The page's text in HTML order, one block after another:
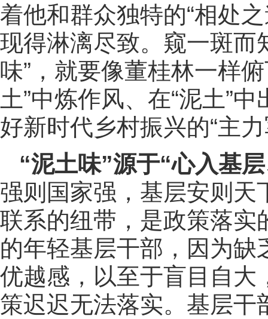
着他和群众独特的“相处
现得淋漓尽致。窥一斑而
味”，就要像董桂林一样
土”中炼作风、在“泥土”
好新时代乡村振兴的“主力
“泥土味”源于“心入基
强则国家强，基层安则天
联系的纽带，是政策落实
的年轻基层干部，因为
优越感，以至于盲目自大
策迟迟无法落实。基层干